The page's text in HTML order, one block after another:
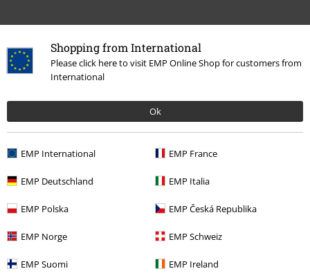
Shopping from International
Please click here to visit EMP Online Shop for customers from
International
Ok
EMP International EMP France
EMP Deutschland EMP Italia
EMP Polska EMP Česká Republika
EMP Norge EMP Schweiz
EMP Suomi EMP Ireland
Laatst bezocht